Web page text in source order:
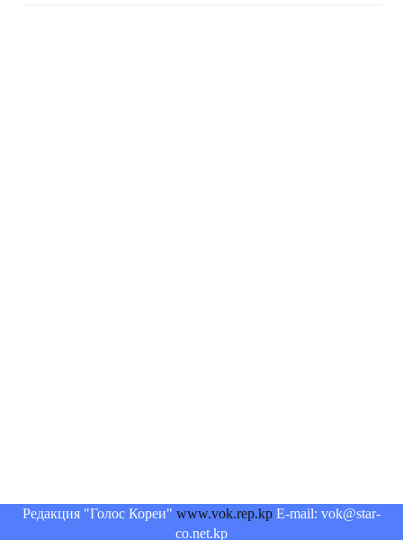
Редакция "Голос Кореи" www.vok.rep.kp E-mail: vok@star-
co.net.kp